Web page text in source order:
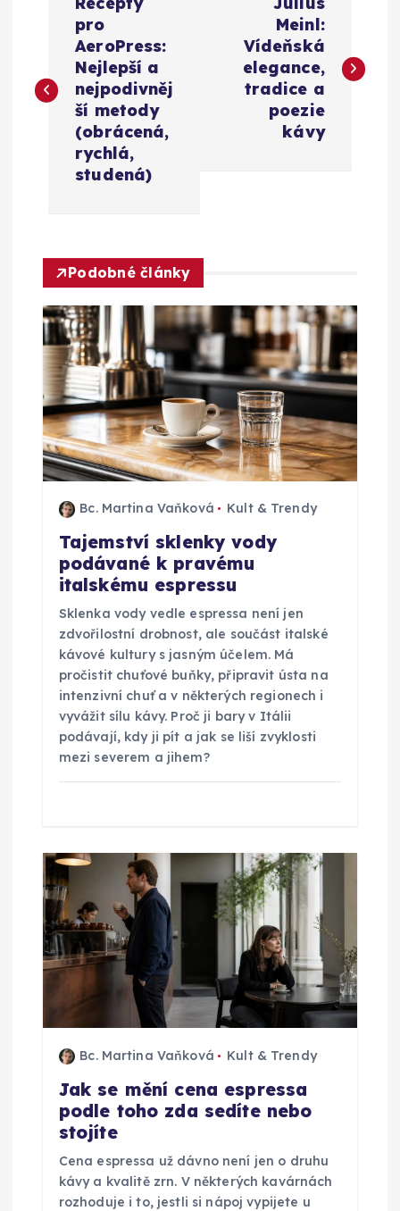
v
c
e
p
r
o
p
pro
AeroPress:
Nejlepší a
nejpodivněj
ší metody
(obrácená,
rychlá,
studená)
Meinl:
Vídeňská
elegance,
tradice a
poezie
kávy
Podobné články
Bc. Martina Vaňková Kult & Trendy
Tajemství sklenky vody
podávané k pravému
italskému espressu
Sklenka vody vedle espressa není jen
zdvořilostní drobnost, ale součást italské
kávové kultury s jasným účelem. Má
pročistit chuťové buňky, připravit ústa na
intenzivní chuť a v některých regionech i
vyvážit sílu kávy. Proč ji bary v Itálii
podávají, kdy ji pít a jak se liší zvyklosti
mezi severem a jihem?
Bc. Martina Vaňková Kult & Trendy
Jak se mění cena espressa
podle toho zda sedíte nebo
stojíte
Cena espressa už dávno není jen o druhu
kávy a kvalitě zrn. V některých kavárnách
rozhoduje i to, jestli si nápoj vypijete u